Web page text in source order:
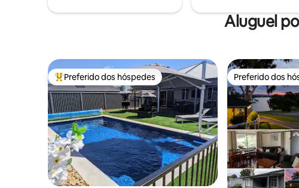
Aluguel
Entre os melhores preferidos dos hóspedes
Preferido dos hóspedes Preferido dos
Preferido dos